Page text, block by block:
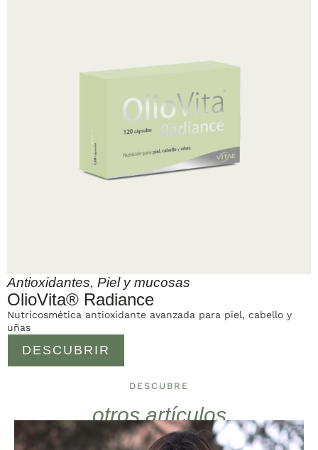
Antioxidantes, Piel y mucosas
OlioVita® Radiance
DESCUBRIR
Nutricosmética antioxidante avanzada para piel, cabello y
uñas
DESCUBRE
otros artículos